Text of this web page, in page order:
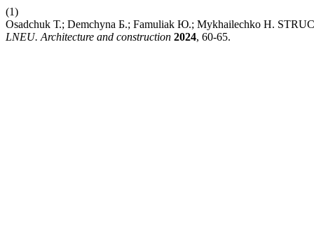
(1)
Osadchuk Т.; Demchyna Б.; Famuliak Ю.; Mykhailechko Н.
LNEU. Architecture and construction 2024, 60-65.